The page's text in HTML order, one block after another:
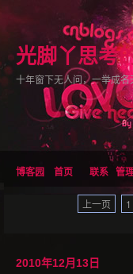
光脚丫思考
十年窗下无人问，一举成名
博客园 首页 联系 管
上一页 1
2010年12月13日